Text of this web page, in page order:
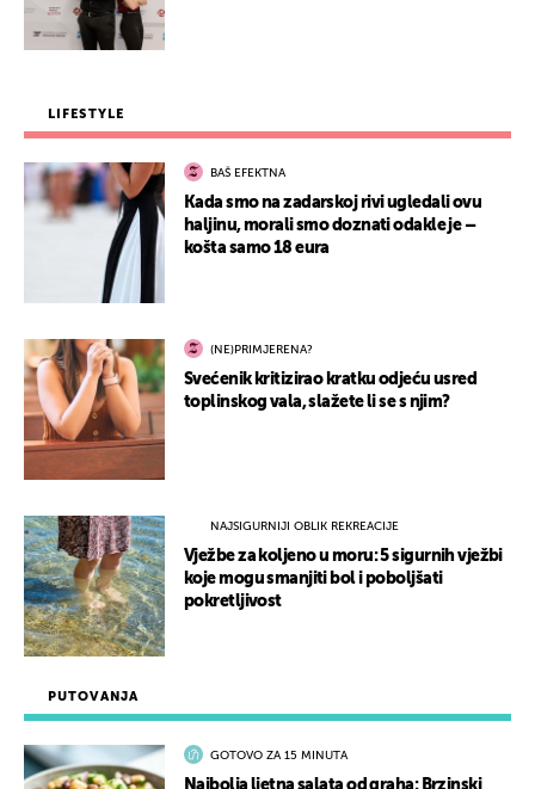
PUTOVANJA
GOTOVO ZA 15 MINUTA
Najbolja ljetna salata od graha: Brzinski
LIFESTYLE
BAŠ EFEKTNA
Kada smo na zadarskoj rivi ugledali ovu
haljinu, morali smo doznati odakle je –
košta samo 18 eura
(NE)PRIMJERENA?
Svećenik kritizirao kratku odjeću usred
toplinskog vala, slažete li se s njim?
NAJSIGURNIJI OBLIK REKREACIJE
Vježbe za koljeno u moru: 5 sigurnih vježbi
koje mogu smanjiti bol i poboljšati
pokretljivost